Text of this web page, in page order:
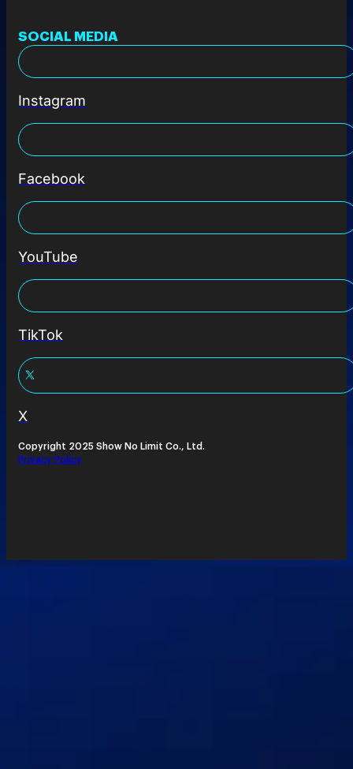
SOCIAL MEDIA
Instagram
Facebook
YouTube
TikTok
X
Copyright 2025 Show No Limit Co., Ltd.
Privacy Policy